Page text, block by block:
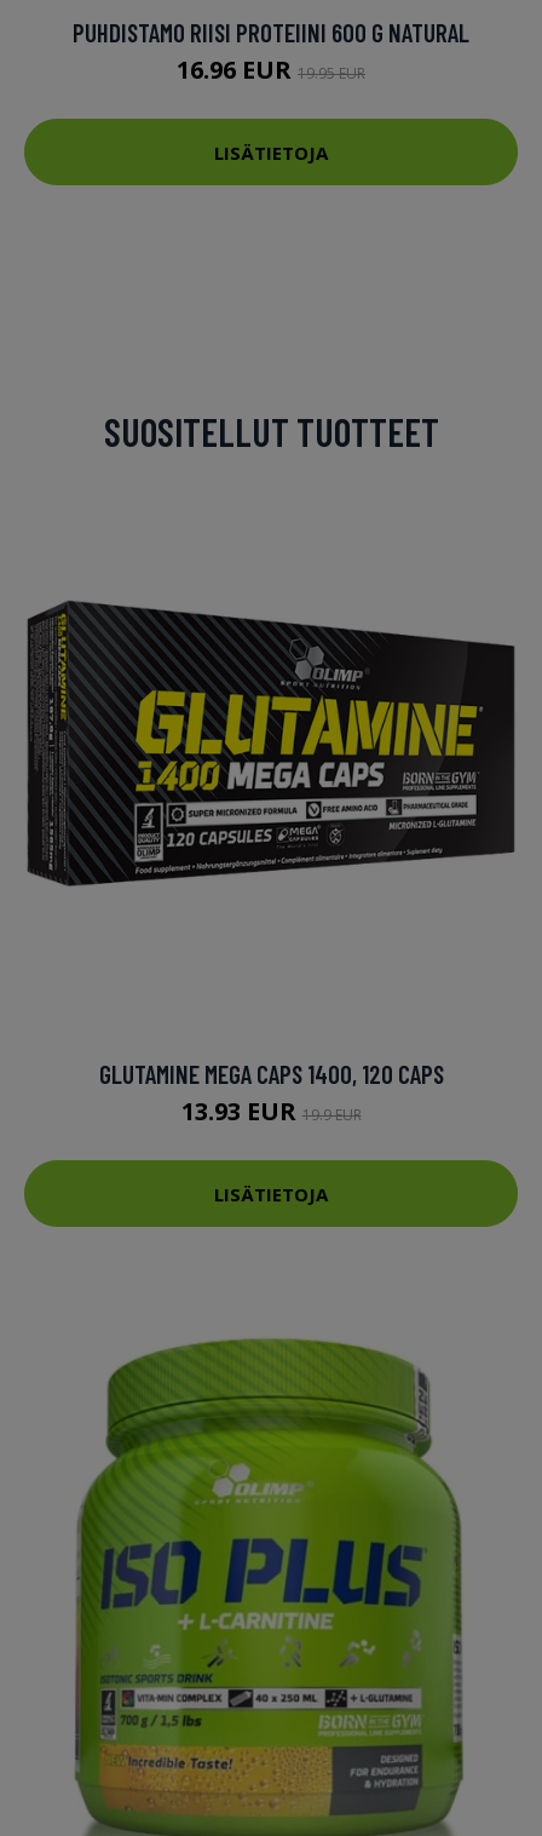
PUHDISTAMO RIISI PROTEIINI 600 G NATURAL
16.96 EUR 19.95 EUR
LISÄTIETOJA
SUOSITELLUT TUOTTEET
GLUTAMINE MEGA CAPS 1400, 120 CAPS
13.93 EUR19.9 EUR
LISÄTIETOJA